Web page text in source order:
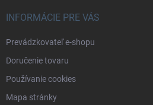
INFORMÁCIE PRE VÁS
Prevádzkovateľ e-shopu
Doručenie tovaru
Používanie cookies
Mapa stránky